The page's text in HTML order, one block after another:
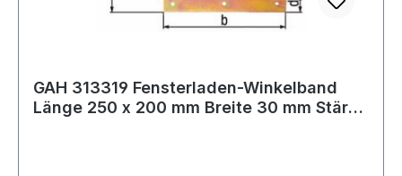
GAH 313319 Fensterladen-Winkelband
Länge 250 x 200 mm Breite 30 mm Stärke